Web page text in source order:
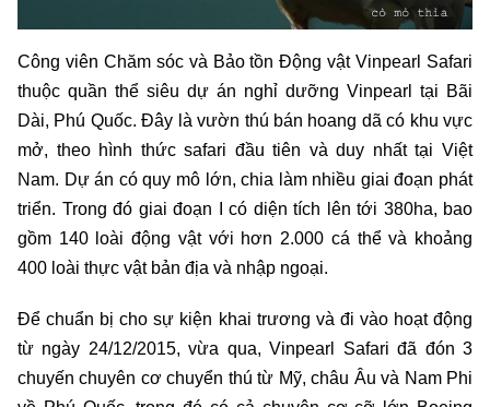
Công viên Chăm sóc và Bảo tồn Động vật Vinpearl Safari
thuộc quần thể siêu dự án nghỉ dưỡng Vinpearl tại Bãi
Dài, Phú Quốc. Đây là vườn thú bán hoang dã có khu vực
mở, theo hình thức safari đầu tiên và duy nhất tại Việt
Nam. Dự án có quy mô lớn, chia làm nhiều giai đoạn phát
triển. Trong đó giai đoạn I có diện tích lên tới 380ha, bao
gồm 140 loài động vật với hơn 2.000 cá thể và khoảng
400 loài thực vật bản địa và nhập ngoại.
Để chuẩn bị cho sự kiện khai trương và đi vào hoạt động
từ ngày 24/12/2015, vừa qua, Vinpearl Safari đã đón 3
chuyến chuyên cơ chuyển thú từ Mỹ, châu Âu và Nam Phi